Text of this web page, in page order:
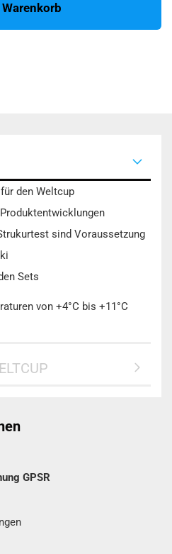
den Weltcup
sind Voraussetzung
Sets
von +4°C bis +11°C
GPSR